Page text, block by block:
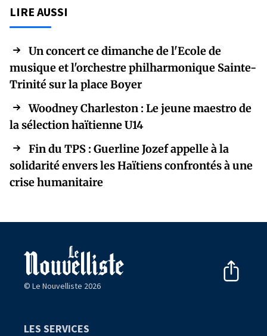
LIRE AUSSI
Un concert ce dimanche de l'Ecole de
musique et l'orchestre philharmonique Sainte-
Trinité sur la place Boyer
Woodney Charleston : Le jeune maestro de
la sélection haïtienne U14
Fin du TPS : Guerline Jozef appelle à la
solidarité envers les Haïtiens confrontés à une
crise humanitaire
© Le Nouvelliste 2026
LES SERVICES